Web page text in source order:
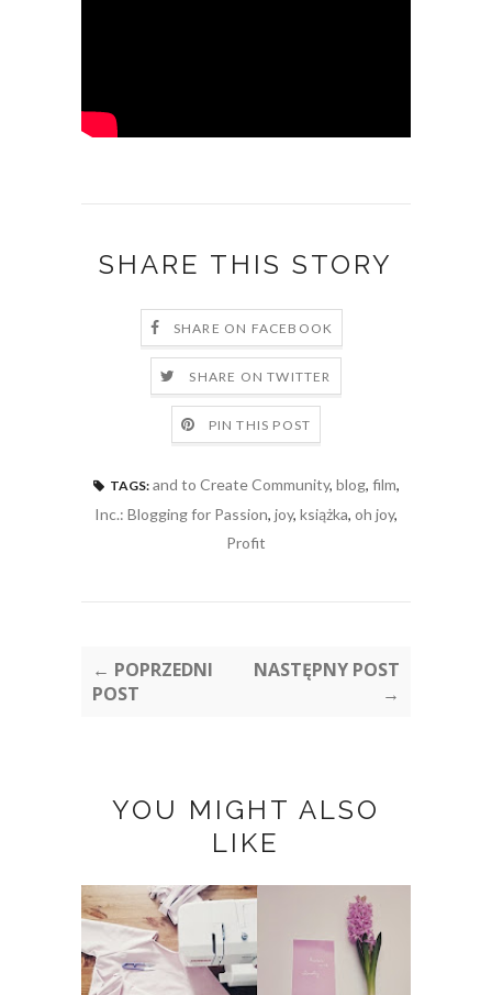
SHARE THIS STORY
SHARE ON FACEBOOK
SHARE ON TWITTER
PIN THIS POST
TAGS: and to Create Community, blog, film,
Inc.: Blogging for Passion, joy, książka, oh joy,
Profit
← POPRZEDNI
POST
NASTĘPNY POST
→
YOU MIGHT ALSO
LIKE